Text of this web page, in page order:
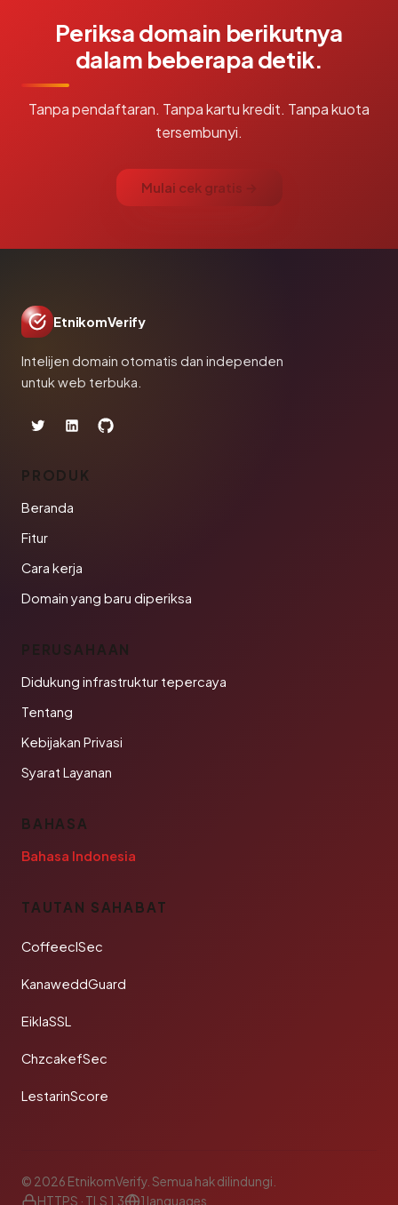
Periksa domain berikutnya
dalam beberapa detik.
Tanpa pendaftaran. Tanpa kartu kredit. Tanpa kuota
tersembunyi.
Mulai cek gratis →
EtnikomVerify
Intelijen domain otomatis dan independen
untuk web terbuka.
PRODUK
Beranda
Fitur
Cara kerja
Domain yang baru diperiksa
PERUSAHAAN
Didukung infrastruktur tepercaya
Tentang
Kebijakan Privasi
Syarat Layanan
BAHASA
Bahasa Indonesia
TAUTAN SAHABAT
CoffeeclSec
KanaweddGuard
EiklaSSL
ChzcakefSec
LestarinScore
© 2026 EtnikomVerify. Semua hak dilindungi.
HTTPS · TLS 1.3
1 languages